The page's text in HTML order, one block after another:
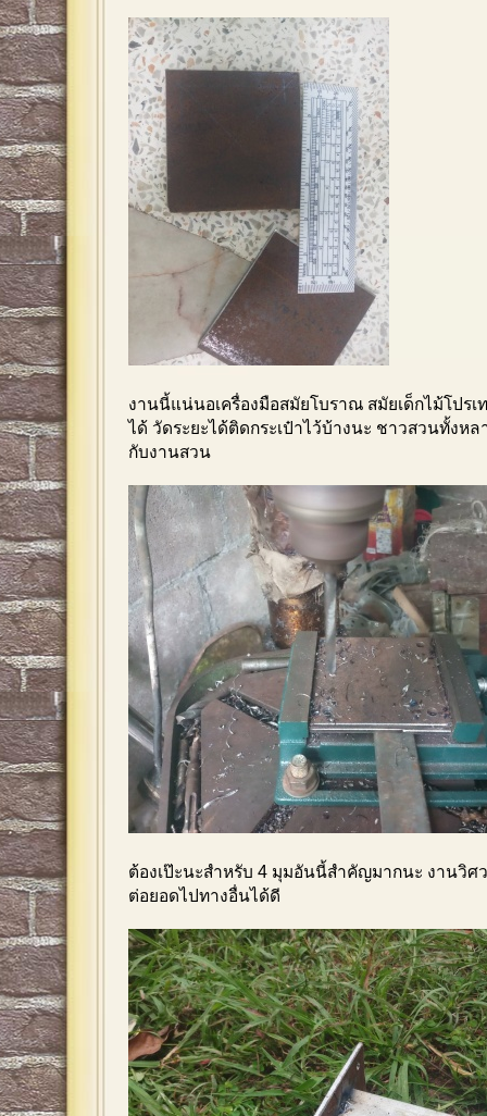
งานนี้แน่นอเครื่องมือสมัยโบราณ สมัยเด็กไม้โปรเ
ได้ วัดระยะได้ติดกระเป๋าไว้บ้างนะ ชาวสวนทั้งห
กับงานสวน
ต้องเป๊ะนะสำหรับ 4 มุมอันนี้สำคัญมากนะ งานวิศ
ต่อยอดไปทางอื่นได้ดี